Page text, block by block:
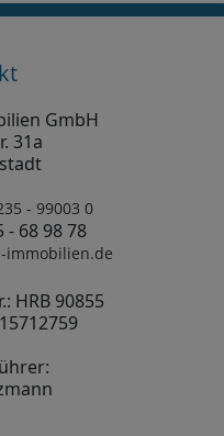
GmbH
31a
- 99003 0
- 68 98 78
immobilien.de
HRB 90855